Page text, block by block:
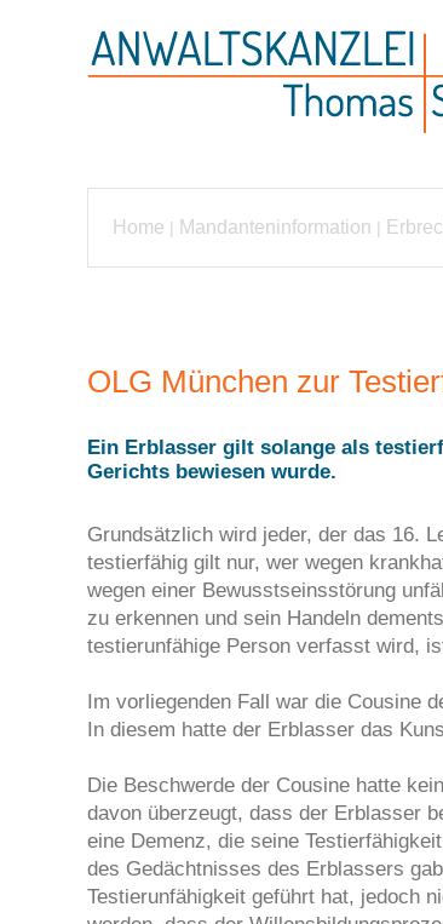
Home | Mandanteninformation |
OLG München zur
Ein Erblasser gilt solange als
Gerichts bewiesen wurde.
Grundsätzlich wird jeder, der das 16.
testierfähig gilt nur, wer wegen
wegen einer Bewusstseinsstörung
zu erkennen und sein Handeln
testierunfähige Person verfasst wird,
Im vorliegenden Fall war die Cousine
In diesem hatte der Erblasser das
Die Beschwerde der Cousine hatte
davon überzeugt, dass der Erblasser
eine Demenz, die seine
des Gedächtnisses des Erblassers
Testierunfähigkeit geführt hat, jedoch